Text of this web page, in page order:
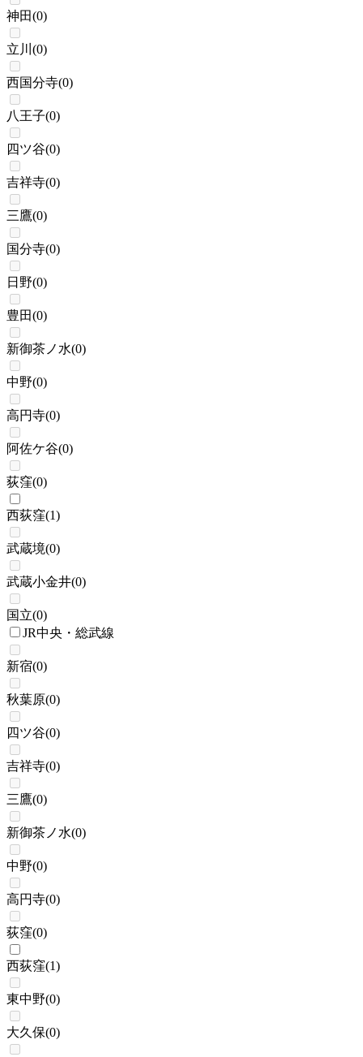
神田(0)
立川 (0)
西国分寺(0)
八王子(0)
四ツ谷(0)
吉祥寺(0)
三鷹(0)
国分寺(0)
日野(0)
豊田(0)
新御茶ノ水(0)
中野(0)
高円寺(0)
阿佐ケ谷(0)
荻窪(0)
西荻窪(1)
武蔵境(0)
武蔵小金井(0)
国立(0)
JR中央・総武線
新宿(0)
秋葉原(0)
四ツ谷(0)
吉祥寺(0)
三鷹(0)
新御茶ノ水(0)
中野(0)
高円寺(0)
荻窪(0)
西荻窪(1)
東中野(0)
大久保(0)